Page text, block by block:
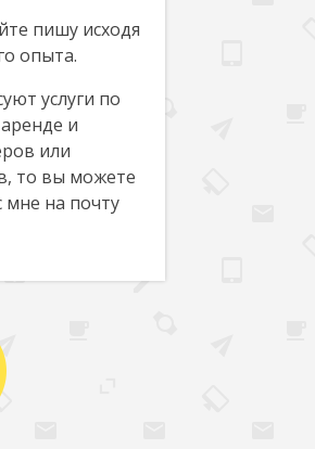
пишу исходя
опыта.
услуги по
и
или
то вы можете
мне на почту